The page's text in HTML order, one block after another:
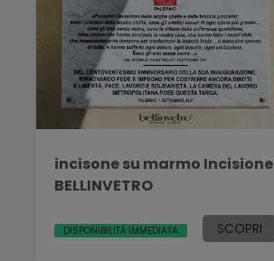
incisone su marmo Incisione
BELLINVETRO
DISPONIBILITÀ IMMEDIATA SCOPRI